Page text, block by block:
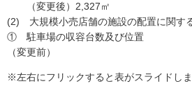
（変更後）2,327㎡
(2) 大規模小売店舗の施設の配置に関す
① 駐車場の収容台数及び位置
（変更前）
※左右にフリックすると表がスライドしま